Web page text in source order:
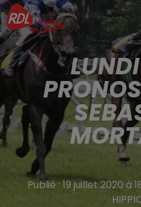
Publié : 19 juillet 2020 à